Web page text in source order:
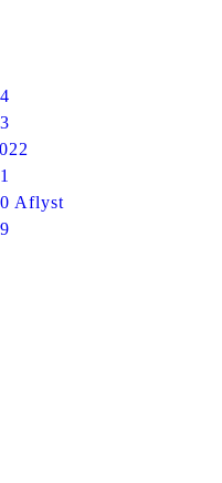
Aflyst